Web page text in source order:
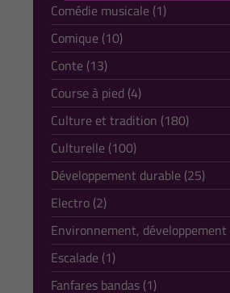
Comédie musicale (1)
Comique (10)
Conte (13)
Course à pied (4)
Culture et tradition (180)
Culturelle (100)
Développement durable (25)
Electro (2)
Environnement,
Escalade (1)
Fanfares bandas (1)